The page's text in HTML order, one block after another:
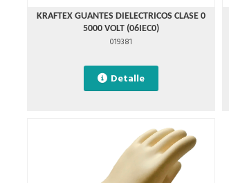
KRAFTEX GUANTES DIELECTRICOS CLASE 0
5000 VOLT (06IEC0)
019381
Detalle